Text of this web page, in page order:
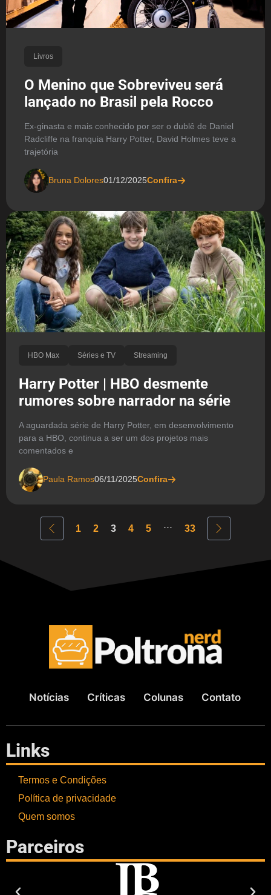
Livros
O Menino que Sobreviveu será
lançado no Brasil pela Rocco
Ex-ginasta e mais conhecido por ser o dublê de Daniel
Radcliffe na franquia Harry Potter, David Holmes teve a
trajetória
Bruna Dolores01/12/2025Confira
HBO Max Séries e TV Streaming
Harry Potter | HBO desmente
rumores sobre narrador na série
A aguardada série de Harry Potter, em desenvolvimento
para a HBO, continua a ser um dos projetos mais
comentados e
Paula Ramos06/11/2025Confira
1 2 3 4 5 ... 33
Notícias Críticas Colunas Contato
Links
Termos e Condições
Política de privacidade
Quem somos
Parceiros